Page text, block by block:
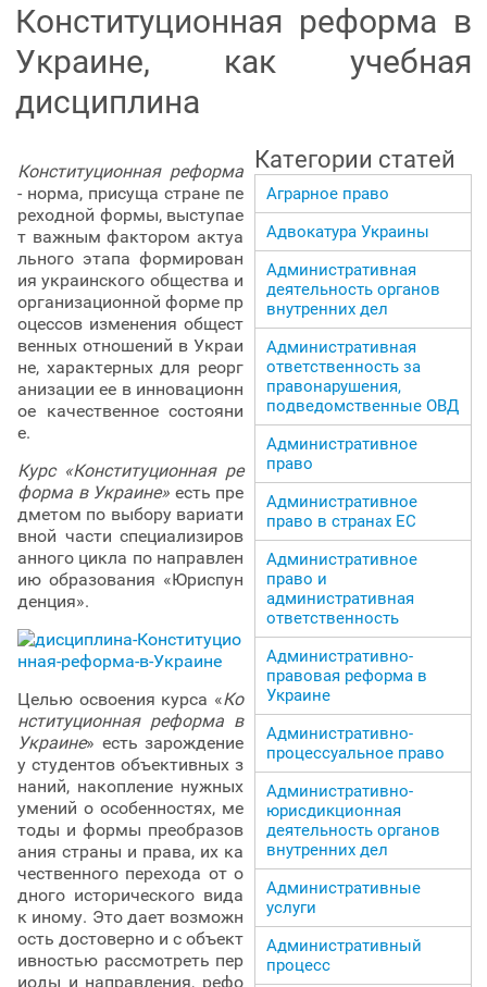
Конституционная реформа в
Украине, как учебная
дисциплина
Конституционная реформа
- норма, присуща стране пе
реходной формы, выступае
т важным фактором актуа
льного этапа формирован
ия украинского общества и
организационной форме пр
оцессов изменения общест
венных отношений в Украи
не, характерных для реорг
анизации ее в инновационн
ое качественное состояни
е.
Курс «Конституционная ре
форма в Украине» есть пре
дметом по выбору вариати
вной части специализиров
анного цикла по направлен
ию образования «Юриспун
денция».
Целью освоения курса «Ко
нституционная реформа в
Украине» есть зарождение
у студентов объективных з
наний, накопление нужных
умений о особенностях, ме
тоды и формы преобразов
ания страны и права, их ка
чественного перехода от о
дного исторического вида
к иному. Это дает возможн
ость достоверно и с объект
ивностью рассмотреть пер
иоды и направления, рефо
Категории статей
Аграрное право
Адвокатура Украины
Административная
деятельность органов
внутренних дел
Административная
ответственность за
правонарушения,
подведомственные ОВД
Административное
право
Административное
право в странах ЕС
Административное
право и
административная
ответственность
Административно-
правовая реформа в
Украине
Административно-
процессуальное право
Административно-
юрисдикционная
деятельность органов
внутренних дел
Административные
услуги
Административный
процесс